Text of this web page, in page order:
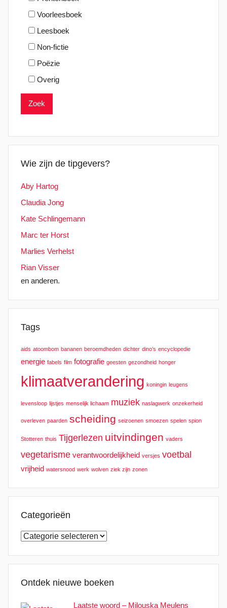
Voorleesboek
Leesboek
Non-fictie
Poëzie
Overig
Wie zijn de tipgevers?
Aby Hartog
Claudia Jong
Kate Schlingemann
Marc ter Horst
Marlies Verhelst
Rian Visser
en anderen.
Tags
aids atoombom bananen beroemdheden dichter dino’s encyclopedie
energie fabels film fotografie geesten gezondheid honger
klimaatverandering koningin leugens
levensloop lijstjes menselijk lichaam muziek naslagwerk onzekerheid
overleven paarden scheiding seizoenen smoezen spelen spion
Stotteren thuis Tijgerlezen uitvindingen vaders
vegetarisme verantwoordelijkheid versjes voetbal
vrijheid watersnood werk wolven ziek zijn zonen
Categorieën
Categorieën
Ontdek nieuwe boeken
Laatste woord – Milouska Meulens